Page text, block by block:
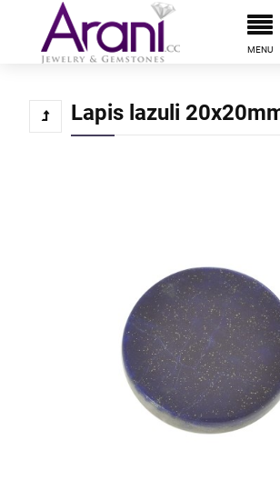
Lapis lazuli